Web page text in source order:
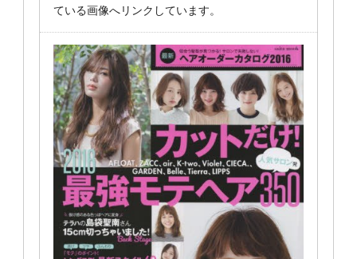
ている画像へリンクしています。